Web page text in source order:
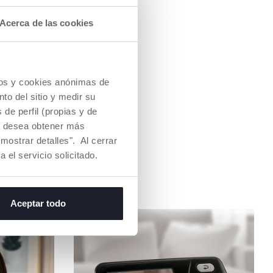
de las cookies
y cookies anónimas de
del sitio y medir su
de perfil (propias y de
obtener más
detalles". Al cerrar
el servicio solicitado.
Aceptar todo